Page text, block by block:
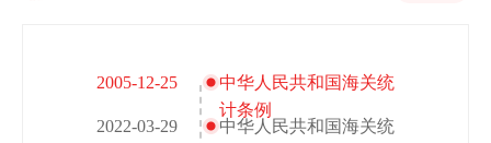
2005-12-25
2022-03-29
中华人民共和国海关统
计条例
中华人民共和国海关统